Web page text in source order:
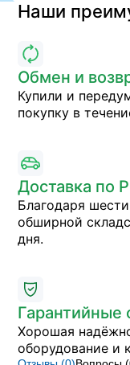
Наши
Обмен и
Купили и
покупку в
Доставка по
Благодаря
обширной
дня.
Гарантийные
Хорошая
оборудование и